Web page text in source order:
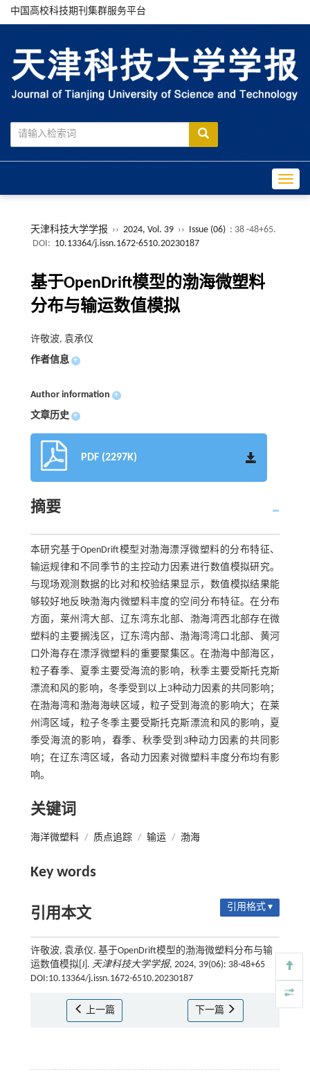
中国高校科技期刊集群服务平台
天津科技大学学报 ›› 2024, Vol. 39 ›› Issue (06) : 38 -48+65.
DOI: 10.13364/j.issn.1672-6510.20230187
基于OpenDrift模型的渤海微塑料
分布与输运数值模拟
许敬波, 袁承仪
作者信息 +
Author information +
文章历史 +
PDF (2297K)
摘要
本研究基于OpenDrift模型对渤海漂浮微塑料的分布特征、
输运规律和不同季节的主控动力因素进行数值模拟研究。
与现场观测数据的比对和校验结果显示，数值模拟结果能
够较好地反映渤海内微塑料丰度的空间分布特征。在分布
方面，莱州湾大部、辽东湾东北部、渤海湾西北部存在微
塑料的主要搁浅区，辽东湾内部、渤海湾湾口北部、黄河
口外海存在漂浮微塑料的重要聚集区。在渤海中部海区，
粒子春季、夏季主要受海流的影响，秋季主要受斯托克斯
漂流和风的影响，冬季受到以上3种动力因素的共同影响；
在渤海湾和渤海海峡区域，粒子受到海流的影响大；在莱
州湾区域，粒子冬季主要受斯托克斯漂流和风的影响，夏
季受海流的影响，春季、秋季受到3种动力因素的共同影
响；在辽东湾区域，各动力因素对微塑料丰度分布均有影
响。
关键词
海洋微塑料 / 质点追踪 / 输运 / 渤海
Key words
引用本文 引用格式 ▾
许敬波, 袁承仪. 基于OpenDrift模型的渤海微塑料分布与输
运数值模拟[J]. 天津科技大学学报, 2024, 39(06): 38-48+65
DOI:10.13364/j.issn.1672-6510.20230187
上一篇 下一篇